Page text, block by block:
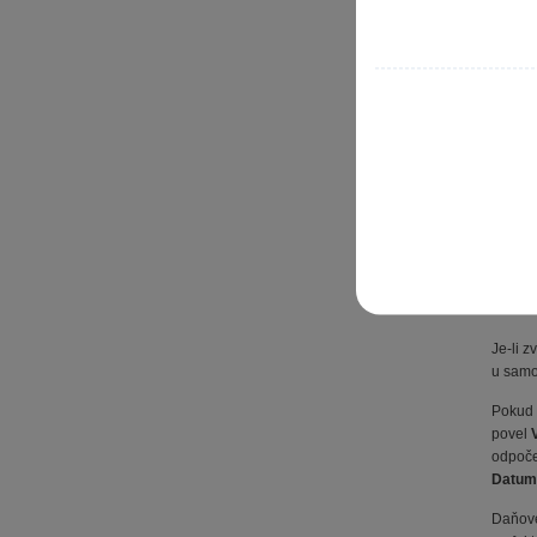
U
a
Je-li
u
povel